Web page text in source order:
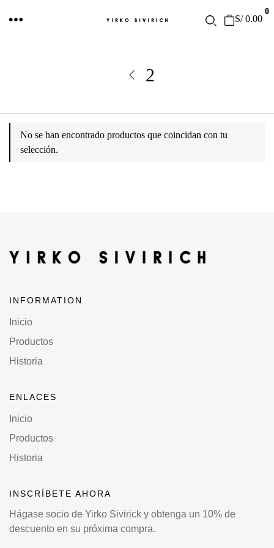
S/0.00
0
2
No se han encontrado productos que coincidan con tu
selección.
INFORMATION
Inicio
Productos
Historia
ENLACES
Inicio
Productos
Historia
INSCRÍBETE AHORA
Hágase socio de Yirko Sivirick y obtenga un 10% de
descuento en su próxima compra.